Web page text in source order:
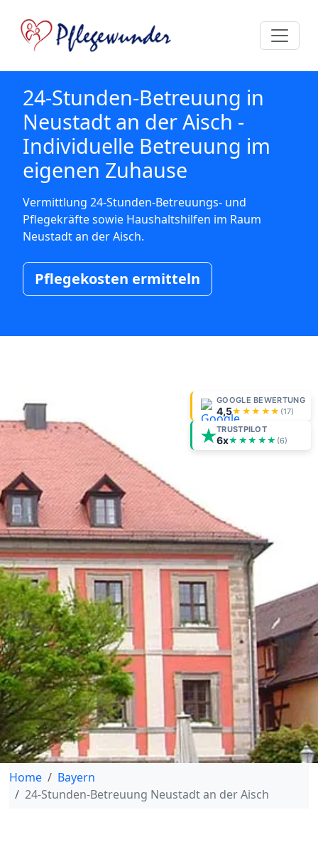
GOOGLE BEWERTUNG
4,5★★★★★ (17)
TRUSTPILOT
6x★★★★★ (6)
24-Stunden-Betreuung in
Neustadt an der Aisch -
Individuelle Betreuung im
eigenen Zuhause
Vermittlung 24-Stunden-Betreuungs- und
Pflegekräfte sowie Haushaltshilfen im Raum
Neustadt an der Aisch.
Pflegekosten ermitteln
Home
Bayern
24-Stunden-Betreuung Neustadt an der Aisch